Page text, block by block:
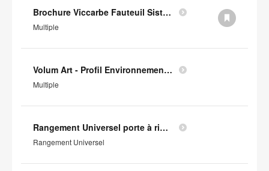
Brochure Viccarbe Fauteuil Sistema Floor (en anglais)
Multiple
Volum Art - Profil Environnemental Produit
Multiple
Rangement Universel porte à rideaux - Profil Environnemental Produit
Rangement Universel